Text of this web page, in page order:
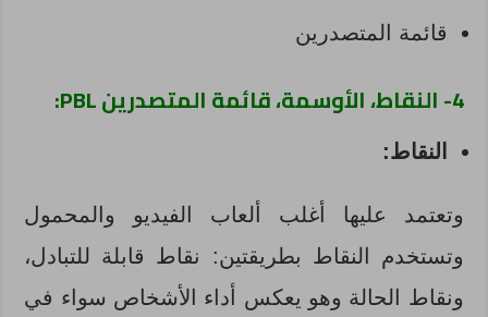
قائمة المتصدرين
4- النقاط، الأوسمة، قائمة المتصدرين PBL:
النقاط:
وتعتمد عليها أغلب ألعاب الفيديو والمحمول
وتستخدم النقاط بطريقتين: نقاط قابلة للتبادل،
ونقاط الحالة وهو يعكس أداء الأشخاص سواء في